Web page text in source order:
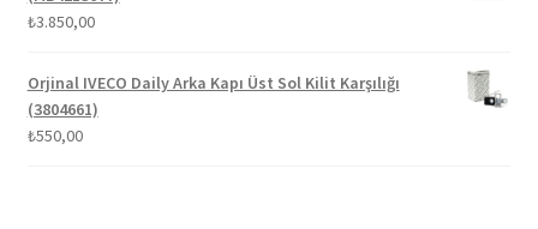
₺3.850,00
Orjinal IVECO Daily Arka Kapı Üst Sol Kilit Karşılığı
(3804661)
₺550,00